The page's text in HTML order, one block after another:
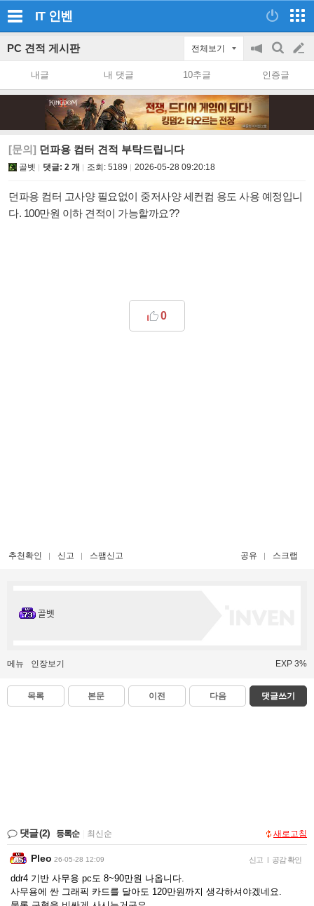
IT 인벤
PC 견적 게시판 전체보기
공
on/off
검
색
글
쓰
내글 내 댓글 10추글 인증글
[문의] 던파용 컴터 견적 부탁드립니다
골벳 댓글: 2 개 조회: 5189 2026-05-28 09:20:18
던파용 컴터 고사양 필요없이 중저사양 세컨컴 용도 사용 예정입니
다. 100만원 이하 견적이 가능할까요??
0
추천확인 신고 스팸신고 공유 스크랩
골벳
메뉴 인장보기 EXP 3%
목록 본문 이전 다음 댓글쓰기
댓글(2) 등록순 최신순 새로고침
Pleo 26-05-28 12:09 신고 | 공감 확인
ddr4 기반 사무용 pc도 8~90만원 나옵니다.
사무용에 싼 그래픽 카드를 달아도 120만원까지 생각하셔야겠네요.